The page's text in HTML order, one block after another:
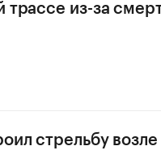
трассе из-за
стрельбу